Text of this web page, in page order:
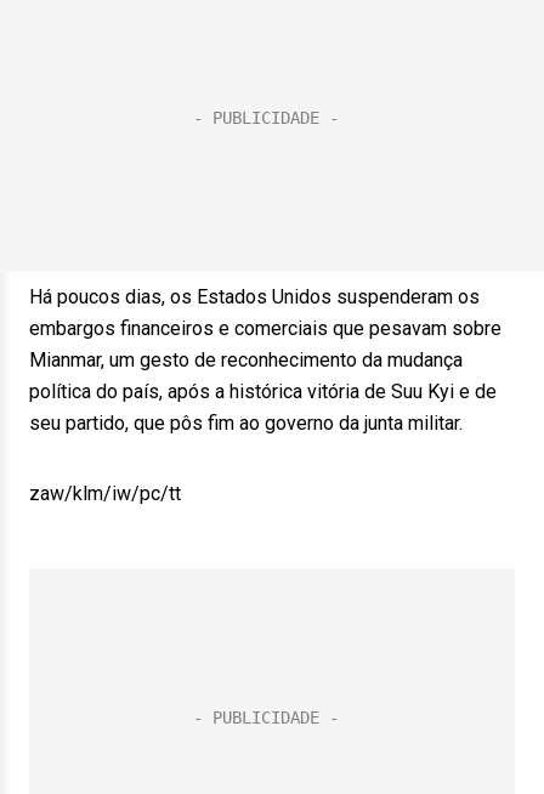
Há poucos dias, os Estados Unidos suspenderam os
embargos financeiros e comerciais que pesavam sobre
Mianmar, um gesto de reconhecimento da mudança
política do país, após a histórica vitória de Suu Kyi e de
seu partido, que pôs fim ao governo da junta militar.
zaw/klm/iw/pc/tt